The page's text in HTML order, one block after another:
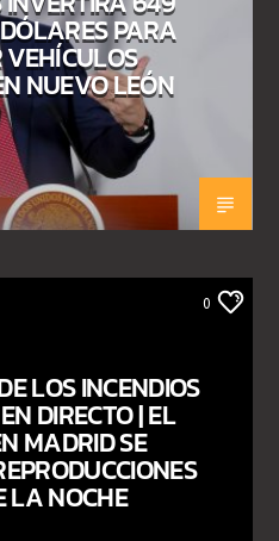
PARA
VEHÍCULOS
NUEVO LEÓN
0
LOS INCENDIOS
DIRECTO | EL
MADRID SE
LA NOCHE